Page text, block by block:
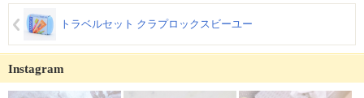
トラベルセット クラプロックスビーユー
Instagram